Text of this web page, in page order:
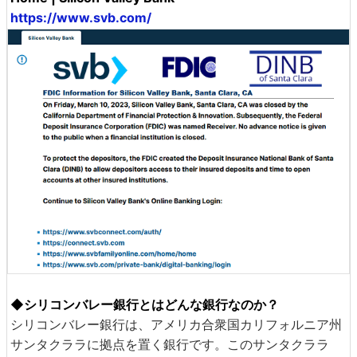
https://www.svb.com/
◆シリコンバレー銀行とはどんな銀行なのか？
シリコンバレー銀行は、アメリカ合衆国カリフォルニア州
サンタクララに拠点を置く銀行です。このサンタクララ